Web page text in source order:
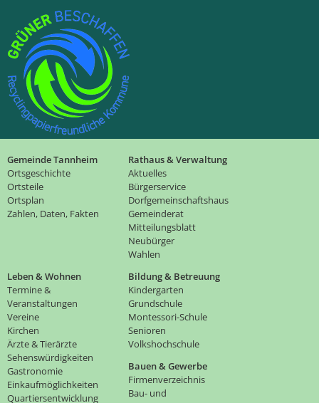
Gemeinde Tannheim
Ortsgeschichte
Ortsteile
Ortsplan
Zahlen, Daten, Fakten
Rathaus & Verwaltung
Aktuelles
Bürgerservice
Dorfgemeinschaftshaus
Gemeinderat
Mitteilungsblatt
Neubürger
Wahlen
Leben & Wohnen
Termine &
Veranstaltungen
Vereine
Kirchen
Ärzte & Tierärzte
Sehenswürdigkeiten
Gastronomie
Einkaufmöglichkeiten
Quartiersentwicklung
Bildung & Betreuung
Kindergarten
Grundschule
Montessori-Schule
Senioren
Volkshochschule
Bauen & Gewerbe
Firmenverzeichnis
Bau- und